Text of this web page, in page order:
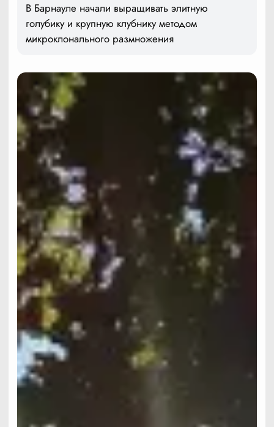
В Барнауле начали выращивать элитную
голубику и крупную клубнику методом
микроклонального размножения